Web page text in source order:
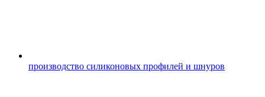
производство силиконовых профилей и шнуров